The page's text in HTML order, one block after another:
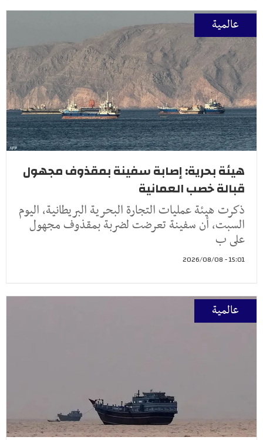
عالمية
هيئة بحرية: إصابة سفينة بمقذوف مجهول
قبالة خصب العمانية
ذكرت هيئة عمليات التجارة البحرية البريطانية، اليوم
السبت، أن سفينة تعرضت لضربة بمقذوف مجهول
على ب
15:01 - 2026/08/08
عالمية